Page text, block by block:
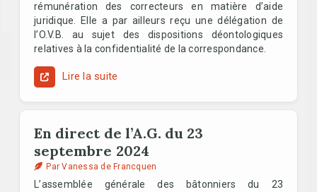
rémunération des correcteurs en matière d’aide
juridique. Elle a par ailleurs reçu une délégation de
l’O.V.B. au sujet des dispositions déontologiques
relatives à la confidentialité de la correspondance.
Lire la suite
En direct de l’A.G. du 23
septembre 2024
Par Vanessa de Francquen
L’assemblée générale des bâtonniers du 23